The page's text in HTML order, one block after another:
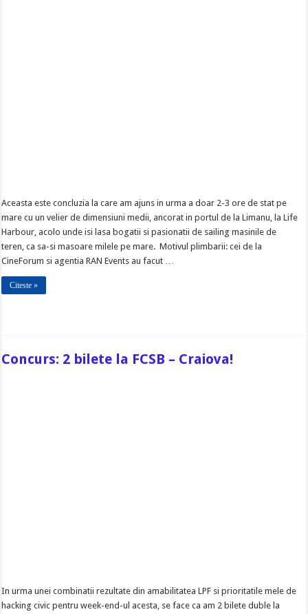
Aceasta este concluzia la care am ajuns in urma a doar 2-3 ore de stat pe
mare cu un velier de dimensiuni medii, ancorat in portul de la Limanu, la Life
Harbour, acolo unde isi lasa bogatii si pasionatii de sailing masinile de
teren, ca sa-si masoare milele pe mare. Motivul plimbarii: cei de la
CineForum si agentia RAN Events au facut …
Citeste »
Concurs: 2 bilete la FCSB – Craiova!
In urma unei combinatii rezultate din amabilitatea LPF si prioritatile mele de
hacking civic pentru week-end-ul acesta, se face ca am 2 bilete duble la